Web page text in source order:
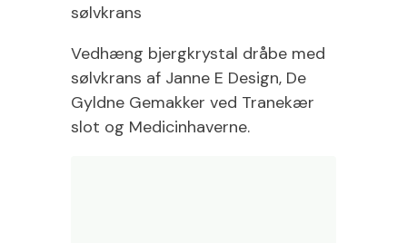
sølvkrans
Vedhæng bjergkrystal dråbe med
sølvkrans af Janne E Design, De
Gyldne Gemakker ved Tranekær
slot og Medicinhaverne.